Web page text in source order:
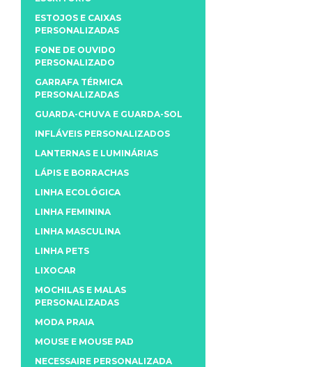
ESTOJOS E CAIXAS
PERSONALIZADAS
FONE DE OUVIDO
PERSONALIZADO
GARRAFA TÉRMICA
PERSONALIZADAS
GUARDA-CHUVA E GUARDA-SOL
INFLÁVEIS PERSONALIZADOS
LANTERNAS E LUMINÁRIAS
LÁPIS E BORRACHAS
LINHA ECOLÓGICA
LINHA FEMININA
LINHA MASCULINA
LINHA PETS
LIXOCAR
MOCHILAS E MALAS
PERSONALIZADAS
MODA PRAIA
MOUSE E MOUSE PAD
NECESSAIRE PERSONALIZADA